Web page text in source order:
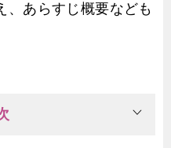
、あらすじ概要なども